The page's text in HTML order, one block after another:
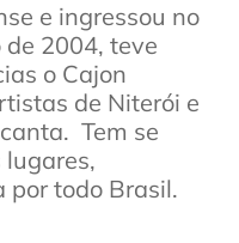
e ingressou no
2004, teve
o Cajon
de Niterói e
Tem se
por todo Brasil.